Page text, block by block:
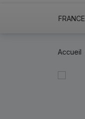
FRANCE
Accueil